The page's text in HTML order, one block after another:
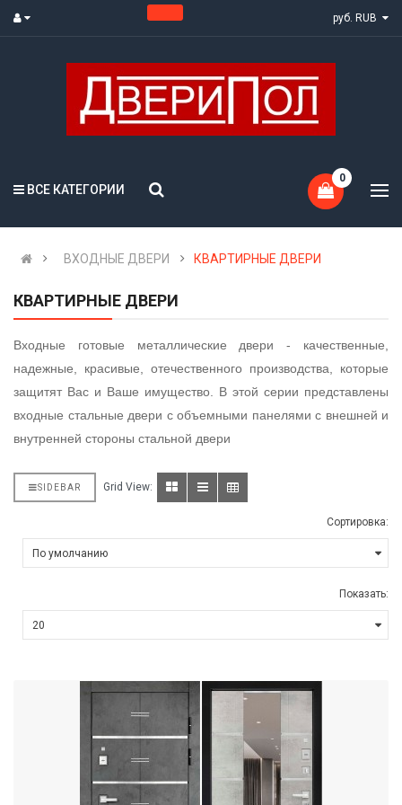
ВСЕ КАТЕГОРИИ
0
ВХОДНЫЕ ДВЕРИ КВАРТИРНЫЕ ДВЕРИ
КВАРТИРНЫЕ ДВЕРИ
Входные готовые металлические двери - качественные,
надежные, красивые, отечественного производства, которые
защитят Вас и Ваше имущество. В этой серии представлены
входные стальные двери с объемными панелями с внешней и
внутренней стороны стальной двери
SIDEBAR Grid View:
Сортировка:
Показать: